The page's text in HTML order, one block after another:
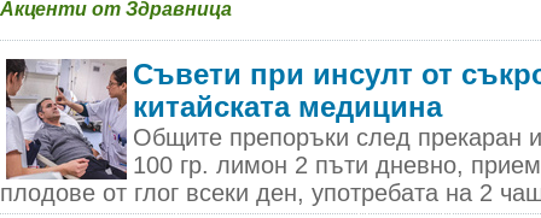
Акценти от Здравница
Съвети при инсулт от
китайската медицина
Общите препоръки след прекаран
100 гр. лимон 2 пъти дневно,
плодове от глог всеки ден, употребата на 2